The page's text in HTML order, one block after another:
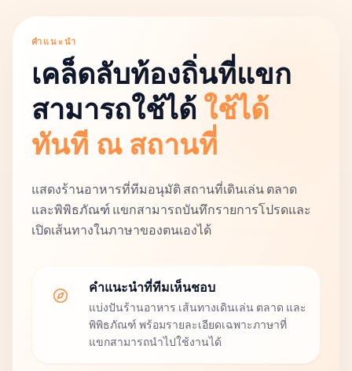
คำแนะนำ
เคล็ดลับท้องถิ่นที่แขก
สามารถใช้ได้ ใช้ได้
ทันที ณ สถานที่
แสดงร้านอาหารที่ทีมอนุมัติ สถานที่เดินเล่น ตลาด
และพิพิธภัณฑ์ แขกสามารถบันทึกรายการโปรดและ
เปิดเส้นทางในภาษาของตนเองได้
คำแนะนำที่ทีมเห็นชอบ
แบ่งปันร้านอาหาร เส้นทางเดินเล่น ตลาด และ
พิพิธภัณฑ์ พร้อมรายละเอียดเฉพาะภาษาที่
แขกสามารถนำไปใช้งานได้